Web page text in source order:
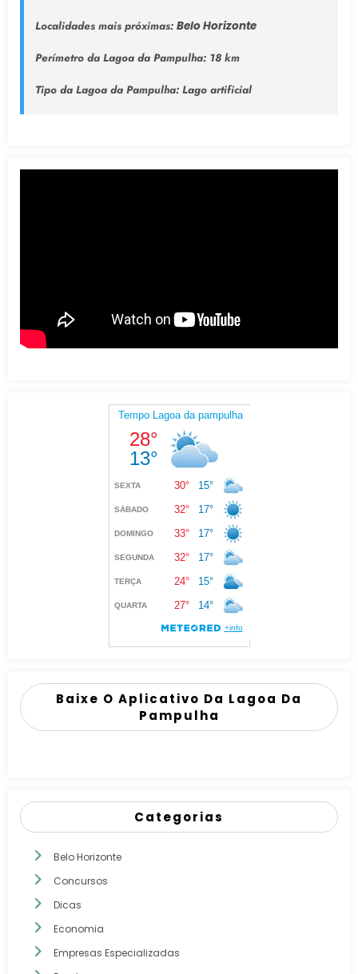
Localidades mais próximas: Belo Horizonte
Perímetro da Lagoa da Pampulha:18 km
Tipo da Lagoa da Pampulha: Lago artificial
Baixe O Aplicativo Da Lagoa Da
Pampulha
Categorias
Belo Horizonte
Concursos
Dicas
Economia
Empresas Especializadas